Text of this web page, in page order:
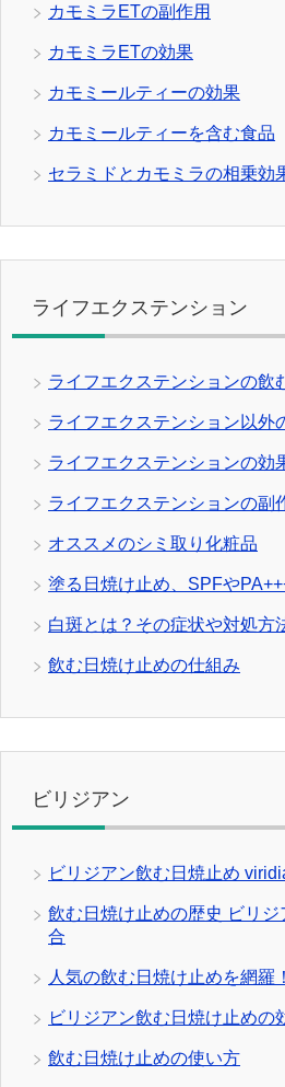
カモミラETの副作用
カモミラETの効果
カモミールティーの効果
カモミールティーを含む食品
セラミドとカモミラの相乗効
ライフエクステンション
ライフエクステンションの飲
ライフエクステンション以外
ライフエクステンションの効
ライフエクステンションの副
オススメのシミ取り化粧品
塗る日焼け止め、SPFや
白斑とは？その症状や対処方
飲む日焼け止めの仕組み
ビリジアン
ビリジアン飲む日焼止め
飲む日焼け止めの歴史 ビリ
合
人気の飲む日焼け止めを網羅
ビリジアン飲む日焼け止めの
飲む日焼け止めの使い方